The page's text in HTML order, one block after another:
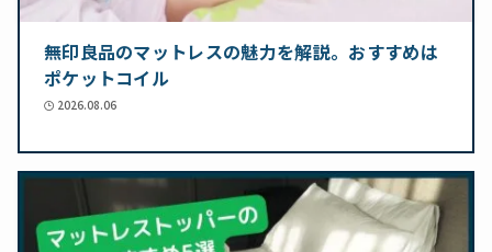
無印良品のマットレスの魅力を解説。おすすめは
ポケットコイル
2026.08.06